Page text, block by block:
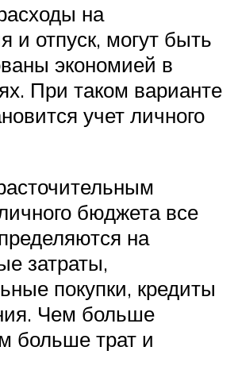
на
и отпуск, могут быть
экономией в
При таком варианте
учет личного
бюджета все
на
затраты,
покупки, кредиты
Чем больше
больше трат и